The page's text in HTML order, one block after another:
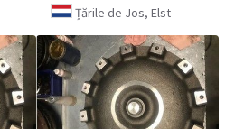
Țările de Jos, Elst